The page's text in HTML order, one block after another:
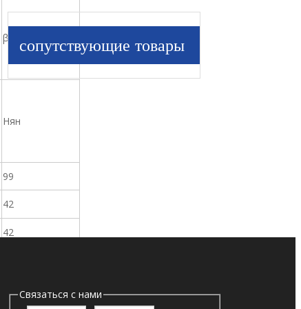
β7 = 1000
Нян
99
42
42
сопутствующие товары
Связаться с нами